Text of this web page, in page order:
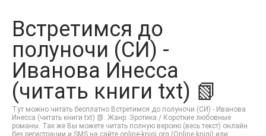
ЗАКЛАДКИ
Встретимся до
полуночи (СИ) -
Иванова Инесса
(читать книги txt) 📗
Тут можно читать бесплатно Встретимся до полуночи (СИ) - Иванова
Инесса (читать книги txt) 📗. Жанр: Эротика / Короткие любовные
романы. Так же Вы можете читать полную версию (весь текст) онлайн
без регистрации и SMS на сайте online-knigi.org (Online knigi) или